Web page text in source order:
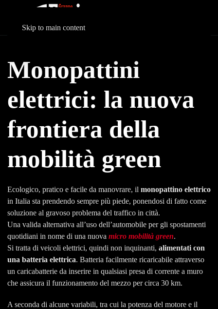
Skip to main content
Monopattini
elettrici: la nuova
frontiera della
mobilità green
Ecologico, pratico e facile da manovrare, il monopattino elettrico
in Italia sta prendendo sempre più piede, ponendosi di fatto come
soluzione al gravoso problema del traffico in città.
Una valida alternativa all’uso dell’automobile per gli spostamenti
quotidiani in nome di una nuova micro mobilità green.
Si tratta di veicoli elettrici, quindi non inquinanti, alimentati con
una batteria elettrica. Batteria facilmente ricaricabile attraverso
un caricabatterie da inserire in qualsiasi presa di corrente a muro
che assicura il funzionamento del mezzo per circa 30 km.
A seconda di alcune variabili, tra cui la potenza del motore e il